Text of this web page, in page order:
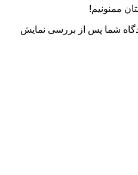
ممنونیم!
شما پس از بررسی نمایش